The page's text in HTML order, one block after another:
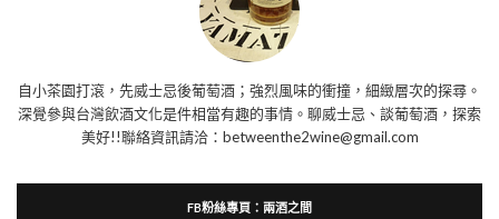
自小茶園打滾，先威士忌後葡萄酒；強烈風味的衝撞，細緻層次的探尋。
深覺參與台灣飲酒文化是件相當有趣的事情。聊威士忌、談葡萄酒，探索
美好!!聯絡資訊請洽：betweenthe2wine@gmail.com
FB粉絲專頁：兩酒之間